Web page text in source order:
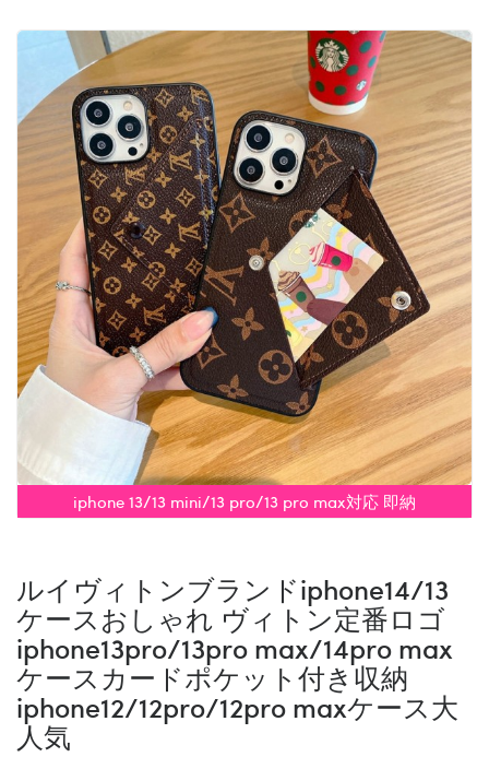
iphone 13/13 mini/13 pro/13 pro max対応 即納
ルイヴィトンブランドiphone14/13
ケースおしゃれ ヴィトン定番ロゴ
iphone13pro/13pro max/14pro max
ケースカードポケット付き収納
iphone12/12pro/12pro maxケース大
人気